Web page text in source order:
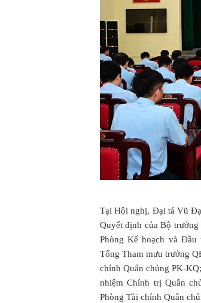
Tại Hội nghị, Đại tá Vũ
Quyết định của Bộ
Phòng Kế hoạch và Đầu
Tổng Tham mưu trưởng
chính Quân chủng PK-
nhiệm Chính trị Quân
Phòng Tài chính Quân